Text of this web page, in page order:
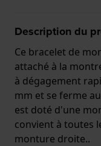
Description du
Ce bracelet de
attaché à la
à dégagement
mm et se ferme
est doté d'une
convient à toutes
monture droite..